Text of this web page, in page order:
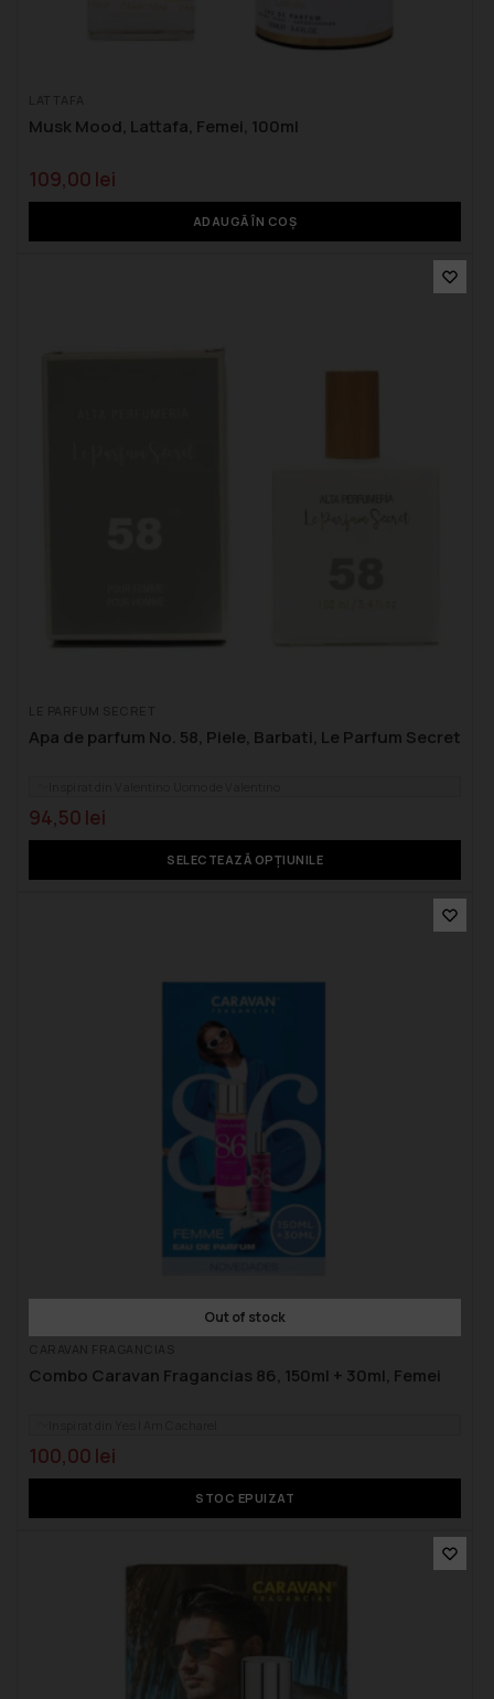
Musk Mood, Lattafa, Femei, 100ml
109,00 lei
ADAUGĂ ÎN COȘ
Apa de parfum No. 58, Piele, Barbati, Le Parfum Secret
94,50 lei
SELECTEAZĂ OPȚIUNILE
Out of stock
Combo Caravan Fragancias 86, 150ml + 30ml, Femei
100,00 lei
STOC EPUIZAT